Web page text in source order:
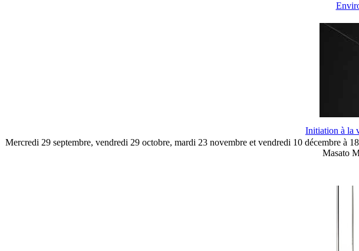
Initiation à la
Mercredi 29 septembre, vendredi 29 octobre, mardi 23 novembre et vendredi 10 décembre à
Masato